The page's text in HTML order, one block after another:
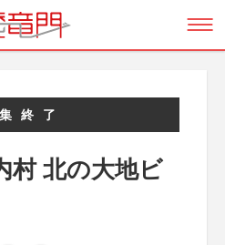
終了
村 北の大地ビ